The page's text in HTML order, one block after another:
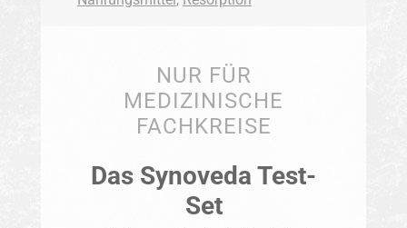
NUR FÜR
MEDIZINISCHE
FACHKREISE
Das Synoveda Test-
Set